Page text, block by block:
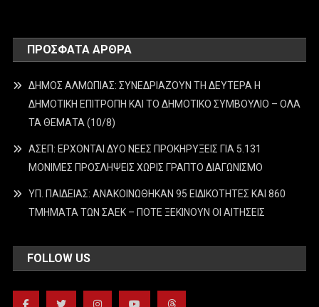
ΠΡΌΣΦΑΤΑ ΆΡΘΡΑ
ΔΗΜΟΣ ΑΛΜΩΠΙΑΣ: ΣΥΝΕΔΡΙΑΖΟΥΝ ΤΗ ΔΕΥΤΕΡΑ H
ΔΗΜΟΤΙΚΗ ΕΠΙΤΡΟΠΗ ΚΑΙ ΤΟ ΔΗΜΟΤΙΚΟ ΣΥΜΒΟΥΛΙΟ – ΟΛΑ
ΤΑ ΘΕΜΑΤΑ (10/8)
ΑΣΕΠ: ΕΡΧΟΝΤΑΙ ΔΥΟ ΝΕΕΣ ΠΡΟΚΗΡΥΞΕΙΣ ΓΙΑ 5.131
ΜΟΝΙΜΕΣ ΠΡΟΣΛΗΨΕΙΣ ΧΩΡΙΣ ΓΡΑΠΤΟ ΔΙΑΓΩΝΙΣΜΟ
ΥΠ. ΠΑΙΔΕΙΑΣ: ΑΝΑΚΟΙΝΩΘΗΚΑΝ 95 ΕΙΔΙΚΟΤΗΤΕΣ ΚΑΙ 860
ΤΜΗΜΑΤΑ ΤΩΝ ΣΑΕΚ – ΠΟΤΕ ΞΕΚΙΝΟΥΝ ΟΙ ΑΙΤΗΣΕΙΣ
FOLLOW US